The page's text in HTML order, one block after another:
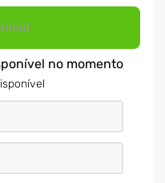
no momento